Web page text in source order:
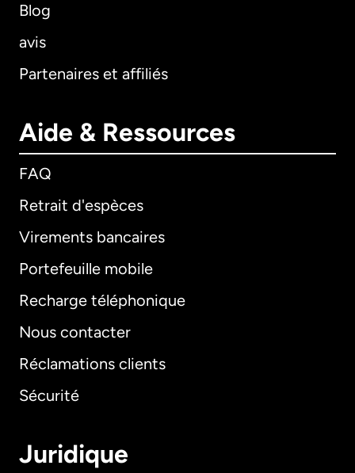
Blog
avis
Partenaires et affiliés
Aide & Ressources
FAQ
Retrait d'espèces
Virements bancaires
Portefeuille mobile
Recharge téléphonique
Nous contacter
Réclamations clients
Sécurité
Juridique